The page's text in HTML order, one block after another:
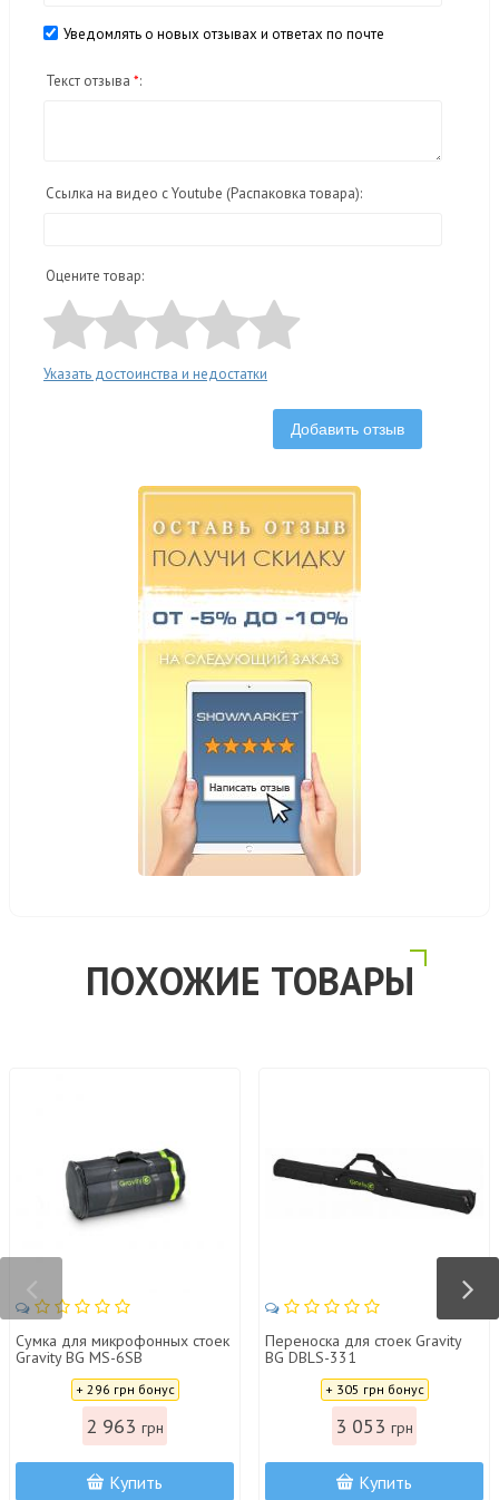
Уведомлять о новых отзывах и ответах по почте
Текст отзыва *:
Ссылка на видео с Youtube (Распаковка товара):
Оцените товар:
Указать достоинства и недостатки
Добавить отзыв
ПОХОЖИЕ ТОВАРЫ
Сумка для микрофонных стоек
Gravity BG MS-6SB
+ 296 грн бонус
2 963 грн
Купить
Переноска для стоек Gravity
BG DBLS-331
+ 305 грн бонус
3 053 грн
Купить